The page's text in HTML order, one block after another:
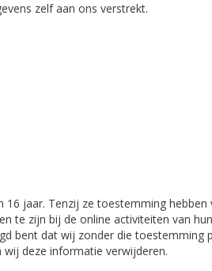
zelf aan ons verstrekt.
jaar. Tenzij ze toestemming hebben
te zijn bij de online activiteiten van
bent dat wij zonder die toestemming
deze informatie verwijderen.